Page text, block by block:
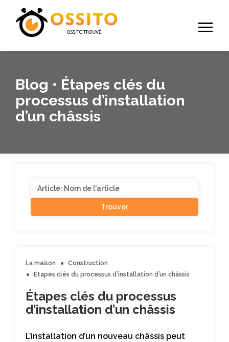
Blog • Étapes clés du
processus d’installation
d’un châssis
La maison
Construction
Étapes clés du processus d’installation d’un châssis
Étapes clés du processus
d’installation d’un châssis
L’installation d’un nouveau châssis peut
for: